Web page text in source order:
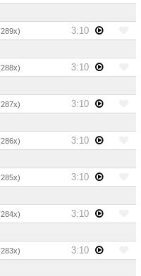
3:10
3:10
3:10
3:10
3:10
3:10
3:10